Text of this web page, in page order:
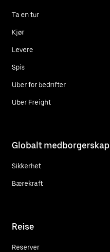
Ta en tur
Kjør
Levere
Spis
Uber for bedrifter
Uber Freight
Globalt medborgerskap
Sikkerhet
Bærekraft
Reise
Reserver